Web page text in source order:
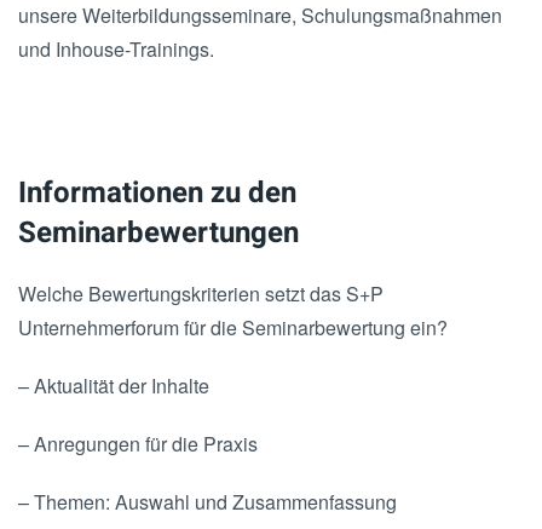
unsere Weiterbildungsseminare, Schulungsmaßnahmen
und Inhouse-Trainings.
Informationen zu den
Seminarbewertungen
Welche Bewertungskriterien setzt das S+P
Unternehmerforum für die Seminarbewertung ein?
– Aktualität der Inhalte
– Anregungen für die Praxis
– Themen: Auswahl und Zusammenfassung